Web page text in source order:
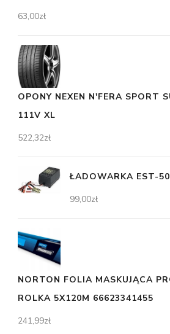
63,00zł
OPONY NEXEN N'FERA SPORT
111V XL
522,32zł
ŁADOWARKA EST-
99,00zł
NORTON FOLIA MASKUJĄCA
ROLKA 5X120M 66623341455
241,99zł